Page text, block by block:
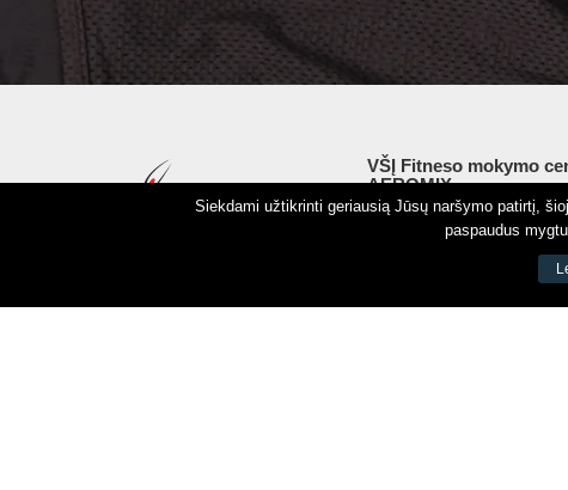
VŠĮ Fitneso mokymo
AEROMIX
Įm. k. 300034190
LT98 7300 0100 8525
Swedbankas, banko
Siekdami užtikrinti geriausią Jūsų naršymo patirtį,
paspaudus